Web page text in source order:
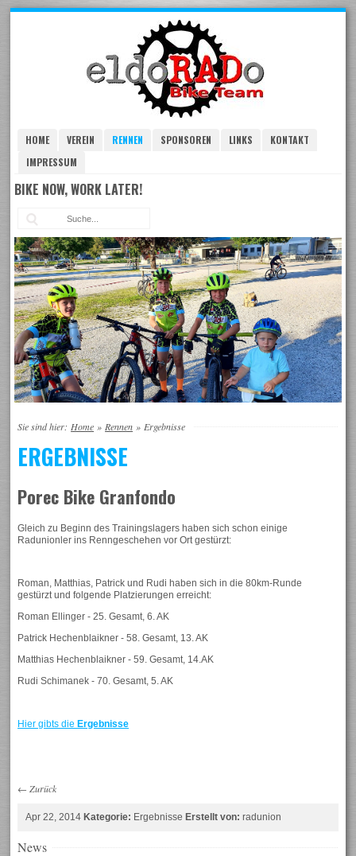
HOME VEREIN RENNEN SPONSOREN LINKS
KONTAKT
IMPRESSUM
BIKE NOW, WORK LATER!
Sie sind hier: Home » Rennen » Ergebnisse
ERGEBNISSE
Porec Bike Granfondo
Gleich zu Beginn des Trainingslagers haben sich schon einige
Radunionler ins Renngeschehen vor Ort gestürzt:
Roman, Matthias, Patrick und Rudi haben sich in die 80km-Runde
gestürzt und folgende Platzierungen erreicht:
Roman Ellinger - 25. Gesamt, 6. AK
Patrick Hechenblaikner - 58. Gesamt, 13. AK
Matthias Hechenblaikner - 59. Gesamt, 14.AK
Rudi Schimanek - 70. Gesamt, 5. AK
Hier gibts dieErgebnisse
← Zurück
Apr 22, 2014Kategorie: ErgebnisseErstellt von: radunion
News